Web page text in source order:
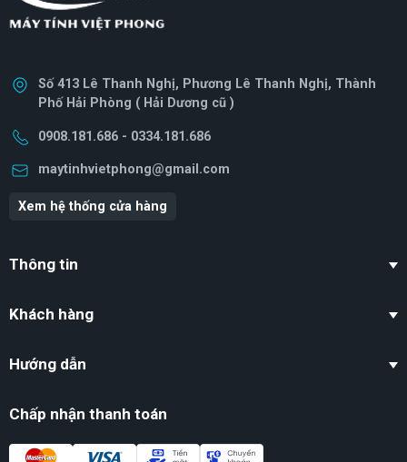
Số 413 Lê Thanh Nghị, Phương Lê Thanh Nghị, Thành
Phố Hải Phòng ( Hải Dương cũ )
0908.181.686 - 0334.181.686
maytinhvietphong@gmail.com
Xem hệ thống cửa hàng
Thông tin
Khách hàng
Hướng dẫn
Chấp nhận thanh toán